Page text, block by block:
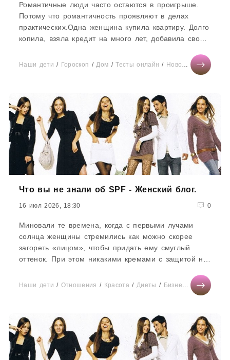
Романтичные люди часто остаются в проигрыше.
Потому что романтичность проявляют в делах
практических.Одна женщина купила квартиру. Долго
копила, взяла кредит на много лет, добавила свои
Наши дети / Гороскоп /Дом /Тесты онлайн / Новости звезд
Что вы не знали об SPF - Женский блог.
16 июл 2026, 18:30 0
Миновали те времена, когда с первыми лучами
солнца женщины стремились как можно скорее
загореть «лицом», чтобы придать ему смуглый
оттенок. При этом никакими кремами с защитой не
Наши дети / Отношения / Красота/ Диеты / Бизнес /Тесты